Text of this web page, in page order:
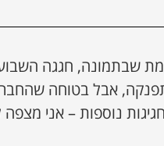
שבתמונה, חגגה השבוע
אבל בטוחה
נוספות – אני מצפה